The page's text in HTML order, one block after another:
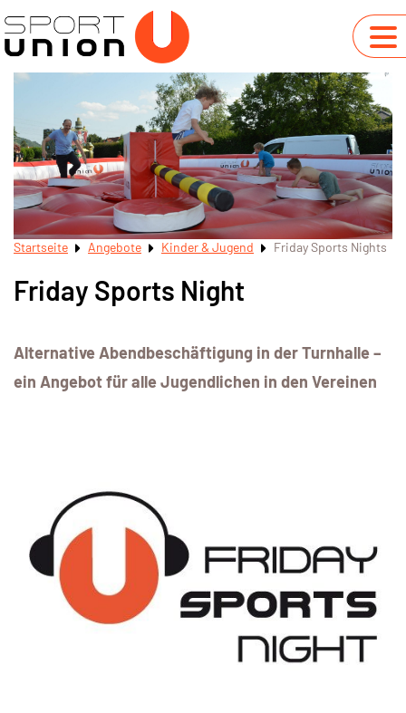
Startseite Angebote Kinder & Jugend Friday Sports Nights
Friday Sports Night
Alternative Abendbeschäftigung in der Turnhalle –
ein Angebot für alle Jugendlichen in den Vereinen